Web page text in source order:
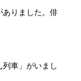
ありました。俳
車」がいまし